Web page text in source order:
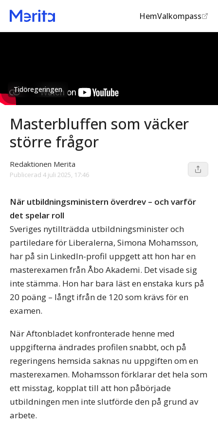
HemValkompass
Tidöregeringen
Masterbluffen som väcker
större frågor
Redaktionen Merita
Publicerad 4 juli 2025, 17:46
När utbildningsministern överdrev – och varför
det spelar roll
Sveriges nytillträdda utbildningsminister och
partiledare för Liberalerna, Simona Mohamsson,
har på sin LinkedIn-profil uppgett att hon har en
masterexamen från Åbo Akademi. Det visade sig
inte stämma. Hon har bara läst en enstaka kurs på
20 poäng – långt ifrån de 120 som krävs för en
examen.
När Aftonbladet konfronterade henne med
uppgifterna ändrades profilen snabbt, och på
regeringens hemsida saknas nu uppgiften om en
masterexamen. Mohamsson förklarar det hela som
ett misstag, kopplat till att hon påbörjade
utbildningen men inte slutförde den på grund av
arbete.